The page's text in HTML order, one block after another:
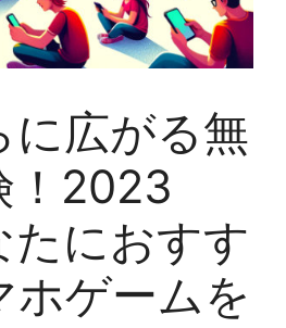
に広がる無
！2023
たにおすす
ホゲームを